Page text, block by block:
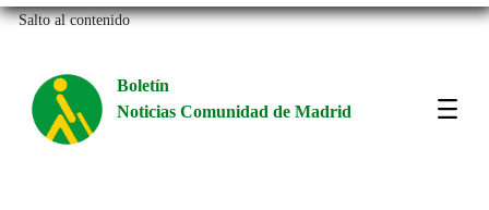
Salto al contenido
Boletín
Noticias Comunidad de Madrid